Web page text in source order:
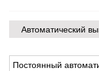
Автоматический
Постоянный